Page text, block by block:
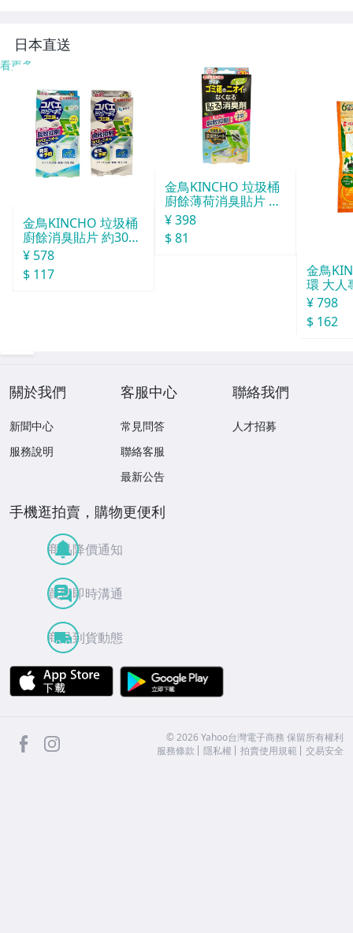
7
日本直送
看更多
金鳥KINCHO 垃圾桶
廚餘消臭貼片 約30天
分
¥ 578
$ 117
金鳥KINCHO 垃圾桶
廚餘薄荷消臭貼片 約
30天分
¥ 398
$ 81
金鳥
環 大人
¥ 798
$ 162
關於我們
新聞中心
服務說明
客服中心
常見問答
聯絡客服
最新公告
聯絡我們
人才招募
手機逛拍賣，購物更便利
商品降價通知
買賣即時溝通
商品到貨動態
APP Store
facebook ©2026 Yahoo台灣電子商務 保留所有權利
服務條款
隱私權 拍賣使用規範 交易安全